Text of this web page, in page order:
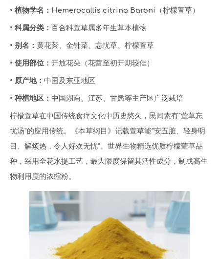
• 植物学名： Hemerocallis citrina Baroni（柠檬萱草）
• 科属分类： 百合科萱草属多年生草本植物
• 别名： 黄花菜、金针菜、忘忧草、柠檬萱草
• 使用部位： 开放花朵（花蕾至初开期较佳）
• 原产地： 中国及东亚地区
• 种植地区： 中国湖南、江苏、甘肃等主产区广泛栽培
柠檬萱草在中国传统食疗文化中历史悠久，民间素有"萱草忘
忧汤"的应用传统。《本草纲目》记载萱草能"安五脏、轻身明
目、解烦热，令人好欢无忧"。世界生物精选优质柠檬萱草品
种，采用全花水提工艺，最大限度保留其活性成分，制成高生
物利用度的浓缩粉。